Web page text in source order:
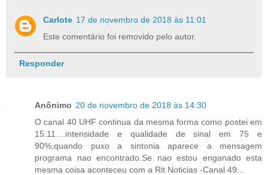
Carlote 17 de novembro de 2018 às 11:01
Este comentário foi removido pelo autor.
Responder
Anônimo 20 de novembro de 2018 às 14:30
O canal 40 UHF continua da mesma forma como postei em
15.11....intensidade e qualidade de sinal em 75 e
90%,quando puxo a sintonia aparece a mensagem
programa nao encontrado.Se nao estou enganado esta
mesma coisa aconteceu com a Rit Noticias -Canal 49...